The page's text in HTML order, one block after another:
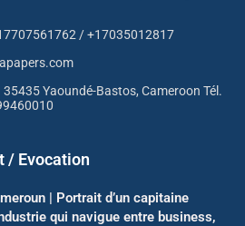
/ +17035012817
Yaoundé-Bastos, Cameroon Tél.
/ Evocation
| Portrait d’un capitaine
qui navigue entre business,